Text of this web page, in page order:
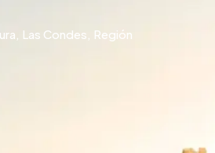
Las Condes, Región